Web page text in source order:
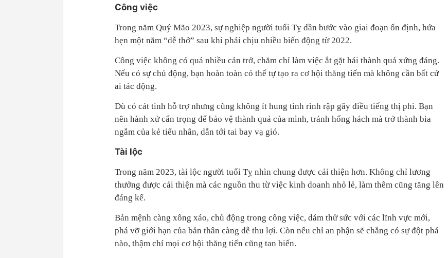
Công việc
Trong năm Quý Mão 2023, sự nghiệp người tuổi Tỵ dần bước vào giai đoạn ổn định, hứa
hẹn một năm “dễ thở” sau khi phải chịu nhiều biến động từ 2022.
Công việc không có quá nhiều cản trở, chăm chỉ làm việc ắt gặt hái thành quả xứng đáng.
Nếu có sự chủ động, bạn hoàn toàn có thể tự tạo ra cơ hội thăng tiến mà không cần bất cứ
ai tác động.
Dù có cát tinh hỗ trợ nhưng cũng không ít hung tinh rình rập gây điều tiếng thị phi. Bạn
nên hành xử cẩn trọng để bảo vệ thành quả của mình, tránh hống hách mà trở thành bia
ngắm của kẻ tiểu nhân, dẫn tới tai bay vạ gió.
Tài lộc
Trong năm 2023, tài lộc người tuổi Tỵ nhìn chung được cải thiện hơn. Không chỉ lương
thưởng được cải thiện mà các nguồn thu từ việc kinh doanh nhỏ lẻ, làm thêm cũng tăng lên
đáng kể.
Bản mệnh càng xông xáo, chủ động trong công việc, dám thử sức với các lĩnh vực mới,
phá vỡ giới hạn của bản thân càng dễ thu lợi. Còn nếu chỉ an phận sẽ chẳng có sự đột phá
nào, thậm chí mọi cơ hội thăng tiến cũng tan biến.